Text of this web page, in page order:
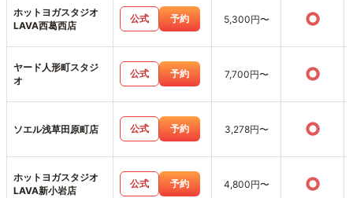
ホットヨガスタジオ
LAVA西葛西店
公式 予約 5,300円〜 ○
ヤード人形町スタジ
オ
公式 予約 7,700円〜 ○
ソエル浅草田原町店 公式 予約 3,278円〜 ○
ホットヨガスタジオ
LAVA新小岩店
公式 予約 4,800円〜 ○